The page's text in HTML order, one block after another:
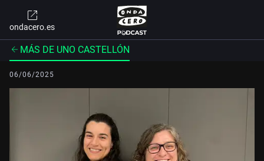
ondacero.es
MÁS DE UNO CASTELLÓN
06/06/2025